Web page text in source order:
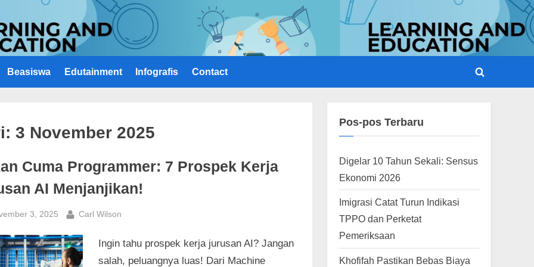
Beasiswa Edutainment Infografis Contact
Toggle
3 November 2025
Cuma Programmer: 7 Prospek Kerja
AI Menjanjikan!
3, 2025 By
Carl Wilson
Ingin tahu prospek kerja jurusan AI? Jangan
salah, peluangnya luas! Dari Machine
Pos-pos Terbaru
Digelar 10 Tahun Sekali: Sensus
Ekonomi 2026
Imigrasi Catat Turun Indikasi
TPPO dan Perketat
Pemeriksaan
Khofifah Pastikan Bebas Biaya